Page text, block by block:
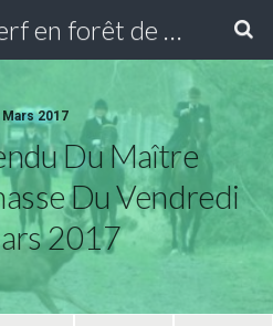
Vénerie du cerf en forêt de Compiègne
Mars 2017
Du Maître
Du Vendredi
2017